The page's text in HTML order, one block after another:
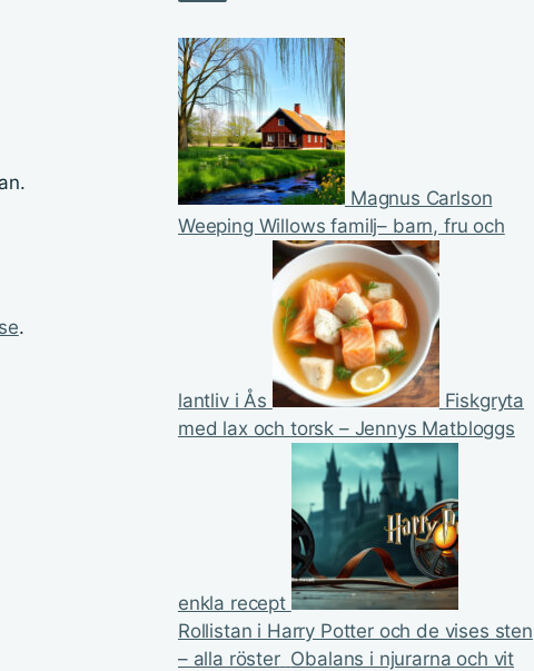
.
Magnus Carlson
Weeping Willows familj– barn, fru och
lantliv i Ås
Fiskgryta
med lax och torsk – Jennys Matbloggs
enkla recept
Rollistan i Harry Potter och de vises sten
– alla röster Obalans i njurarna och vit